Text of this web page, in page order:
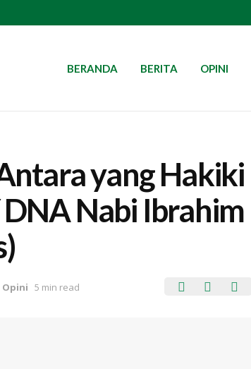
BERANDA BERITA OPINI
yang Hakiki
Nabi Ibrahim
Opini 5 min read